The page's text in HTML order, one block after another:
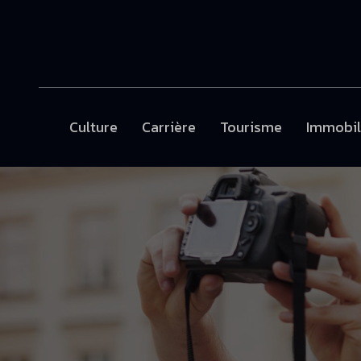
Culture Carrière Tourisme